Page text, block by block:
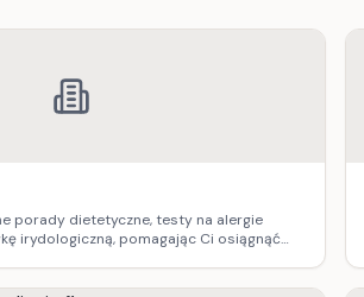
porady dietetyczne, testy na alergie
irydologiczną, pomagając Ci osiągnąć